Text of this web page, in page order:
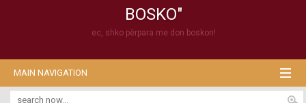
BOSKO"
ec, shko përpara me don boskon!
MAIN NAVIGATION